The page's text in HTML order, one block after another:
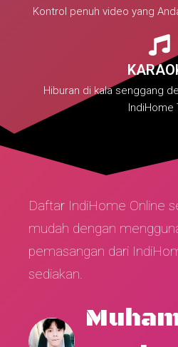
Kontrol penuh video yang
Hiburan di kala senggang
IndiHome
Daftar IndiHome Online
mudah dengan
pemasangan dari
sediakan.